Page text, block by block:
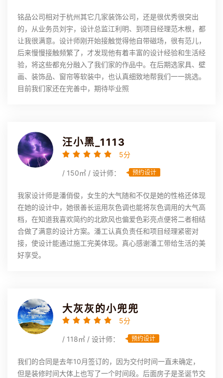
铭品公司相对于杭州其它几家装饰公司，还是很优秀很突出
的，从业务员刘宇，设计总监江利明、到项目经理范木根，都
让我很满意。设计师刚开始接触觉得他自带磁场，很有范儿，
后来慢慢接触频繁了，才发现他有着丰富的设计经验和生活经
验，将这些都充分融入了我们家的作品中。在后期选家具、壁
画、装饰品、窗帘等软装中，也认真细致地帮我们一一挑选。
目前我们家还在完善中，期待毕业照
汪小黑_1113
5分
/ 150㎡ / 设计师： 预约设计
我家设计师是潘俏俊，女生的大气随和不仅是她的性格还体现
在她的设计中，她很善长运用灰色调也能将灰色调用的大气高
档，在知道我喜欢简约的北欧风也偏爱色彩亮点便将二者相结
合做了满意的设计方案。潘工认真负责任和项目经理紧密对
接，使设计能通过施工完美体现。真心感谢潘工带给生活的美
好享受。
大灰灰的小兜兜
5分
/ 118㎡ / 设计师： 预约设计
我们的合同是去年10月签订的，因为交付时间一直未确定，
但是装修时间大体上也写了一个时间段。后面房子是圣诞节交